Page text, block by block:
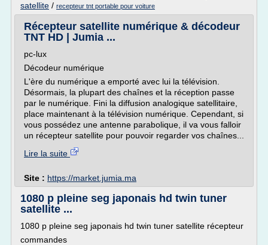
satellite / recepteur tnt portable pour voiture
Récepteur satellite numérique & décodeur
TNT HD | Jumia ...
pc-lux
Décodeur numérique
L'ère du numérique a emporté avec lui la télévision.
Désormais, la plupart des chaînes et la réception passe
par le numérique. Fini la diffusion analogique satellitaire,
place maintenant à la télévision numérique. Cependant, si
vous possédez une antenne parabolique, il va vous falloir
un récepteur satellite pour pouvoir regarder vos chaînes...
Lire la suite
Site : https://market.jumia.ma
1080 p pleine seg japonais hd twin tuner
satellite ...
1080 p pleine seg japonais hd twin tuner satellite récepteur
commandes